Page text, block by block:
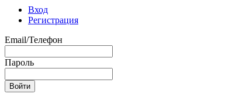
Вход
Регистрация
Email/Телефон
Пароль